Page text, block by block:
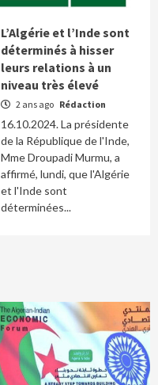
L’Algérie et l’Inde sont
déterminés à hisser
leurs relations à un
niveau très élevé
2 ans ago Rédaction
16.10.2024. La présidente
de la République de l'Inde,
Mme Droupadi Murmu, a
affirmé, lundi, que l'Algérie
et l'Inde sont
déterminées...